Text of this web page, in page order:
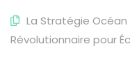
La Stratégie Océan
Révolutionnaire pour